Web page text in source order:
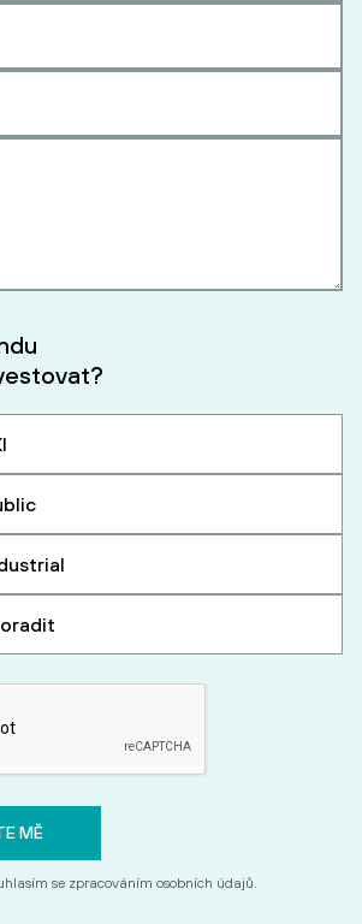
se zpracováním osobních údajů.